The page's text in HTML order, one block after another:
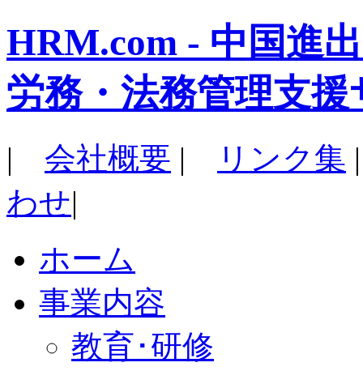
HRM.com - 中国進
労務・法務管理支援
| 会社概要 | リンク集
わせ|
ホーム
事業内容
教育･研修